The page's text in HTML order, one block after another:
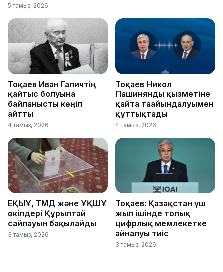
5 тамыз, 2026
Тоқаев Иван Гапичтің
қайтыс болуына
байланысты көңіл
айтты
4 тамыз, 2026
Тоқаев Никол
Пашинянды қызметіне
қайта тағайындалуымен
құттықтады
4 тамыз, 2026
ЕҚЫҰ, ТМД және ҰҚШҰ
өкілдері Құрылтай
сайлауын бақылайды
3 тамыз, 2026
Тоқаев: Қазақстан үш
жыл ішінде толық
цифрлық мемлекетке
айналуы тиіс
3 тамыз, 2026